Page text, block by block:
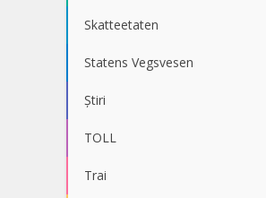
Skatteetaten
Statens Vegsvesen
Știri
TOLL
Trai